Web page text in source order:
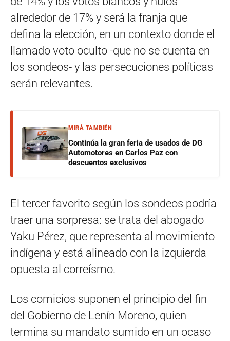
alrededor de 17% y será la franja que
defina la elección, en un contexto donde el
llamado voto oculto -que no se cuenta en
los sondeos- y las persecuciones políticas
serán relevantes.
MIRÁ TAMBIÉN
Continúa la gran feria de usados de DG
Automotores en Carlos Paz con
descuentos exclusivos
El tercer favorito según los sondeos podría
traer una sorpresa: se trata del abogado
Yaku Pérez, que representa al movimiento
indígena y está alineado con la izquierda
opuesta al correísmo.
Los comicios suponen el principio del fin
del Gobierno de Lenín Moreno, quien
termina su mandato sumido en un ocaso